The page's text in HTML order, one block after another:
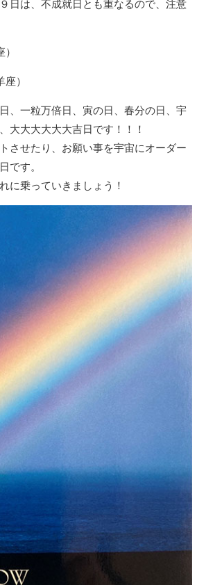
日は、不成就日とも重なるので、注意
）
一粒万倍日、寅の日、春分の日、宇
大大大大大大吉日です！！！
させたり、お願い事を宇宙にオーダー
です。
に乗っていきましょう！